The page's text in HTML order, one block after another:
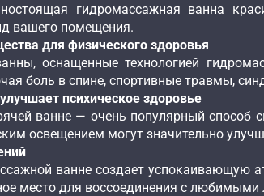
гидромассажная ванна
вашего помещения.
для физического здоровья
оснащенные технологией
боль в спине, спортивные травмы,
психическое здоровье
ванне — очень популярный способ
освещением могут значительно
ванне создает успокаивающую
место для воссоединения с